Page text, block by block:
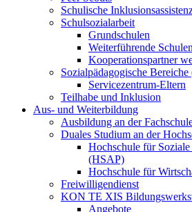
Schulische
Schulsozialarbeit
Grundschulen
Weiterführende Schulen
Kooperationspartner
Sozialpädagogische
Servicezentrum-Eltern
Teilhabe und Inklusion
Aus- und Weiterbildung
Ausbildung an der
Duales Studium an der
Hochschule für
(HSAP)
Hochschule für
Freiwilligendienst
KON TE XIS
Angebote